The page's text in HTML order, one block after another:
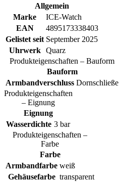
Allgemein
Marke
ICE-Watch
EAN
4895173338403
Gelistet seit September 2025
Uhrwerk
Quarz
Produkteigenschaften – Bauform
Bauform
Armbandverschluss Dornschließe
Produkteigenschaften
– Eignung
Eignung
Wasserdichte 3 bar
Produkteigenschaften –
Farbe
Farbe
Armbandfarbe weiß
Gehäusefarbe transparent